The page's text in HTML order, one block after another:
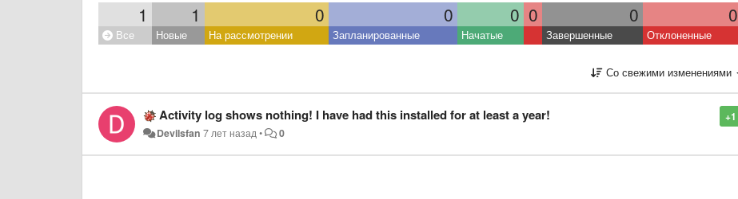
1 1 0 0 0 0 0 0
Все Новые На рассмотрении Запланированные Начатые Завершенные Отклоненные
Со свежими изменениями
+1
Activity log shows nothing! I have had this installed for at least a year!
Devilsfan 7 лет назад• 0